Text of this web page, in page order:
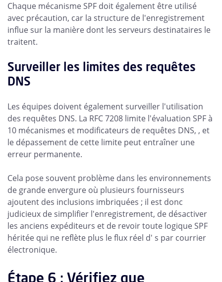
Chaque mécanisme SPF doit également être utilisé
avec précaution, car la structure de l'enregistrement
influe sur la manière dont les serveurs destinataires le
traitent.
Surveiller les limites des requêtes
DNS
Les équipes doivent également surveiller l'utilisation
des requêtes DNS. La RFC 7208 limite l'évaluation SPF à
10 mécanismes et modificateurs de requêtes DNS, , et
le dépassement de cette limite peut entraîner une
erreur permanente.
Cela pose souvent problème dans les environnements
de grande envergure où plusieurs fournisseurs
ajoutent des inclusions imbriquées ; il est donc
judicieux de simplifier l'enregistrement, de désactiver
les anciens expéditeurs et de revoir toute logique SPF
héritée qui ne reflète plus le flux réel d' s par courrier
électronique.
Étape 6 : Vérifiez que